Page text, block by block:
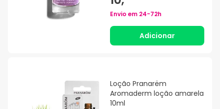
Envio em 24-72h
Adicionar
Loção Pranarëm
Aromaderm loção amarela
10ml